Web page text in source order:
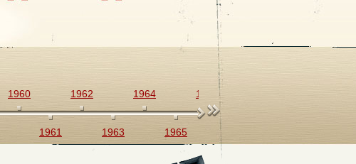
1960
1961
1962
1963
1964
1965
1966